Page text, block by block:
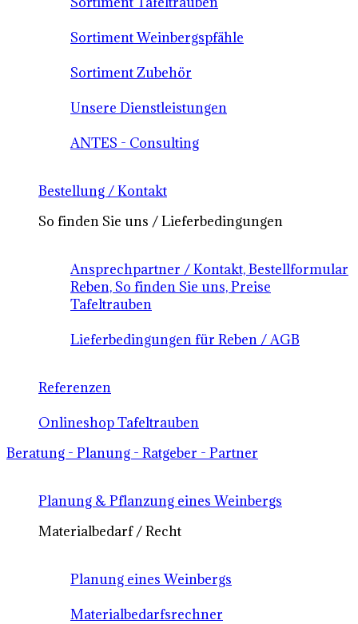
Sortiment Weinbergspfähle
Sortiment Zubehör
Unsere Dienstleistungen
ANTES - Consulting
Bestellung / Kontakt
So finden Sie uns / Lieferbedingungen
Ansprechpartner / Kontakt, Bestellformular
Reben, So finden Sie uns, Preise
Tafeltrauben
Lieferbedingungen für Reben / AGB
Referenzen
Onlineshop Tafeltrauben
Beratung - Planung - Ratgeber - Partner
Planung & Pflanzung eines Weinbergs
Materialbedarf / Recht
Planung eines Weinbergs
Materialbedarfsrechner